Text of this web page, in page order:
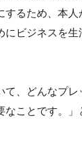
るため、本
ビジネスを
て、どんなプ
ことです。